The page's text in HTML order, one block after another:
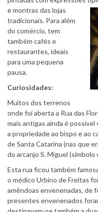
e montras das lojas
tradicionais. Para além
do comércio, tem
também cafés e
restaurantes, ideais
para uma pequena
pausa.
Curiosidades:
Muitos dos terrenos
onde foi aberta a Rua das
mais antigas ainda é
a propriedade ao bispo e ao
de Santa Catarina (nas que
do arcanjo S. Miguel
Esta rua ficou também
o médico Urbino de Freitas
amêndoas envenenadas, de
presentes envenenados